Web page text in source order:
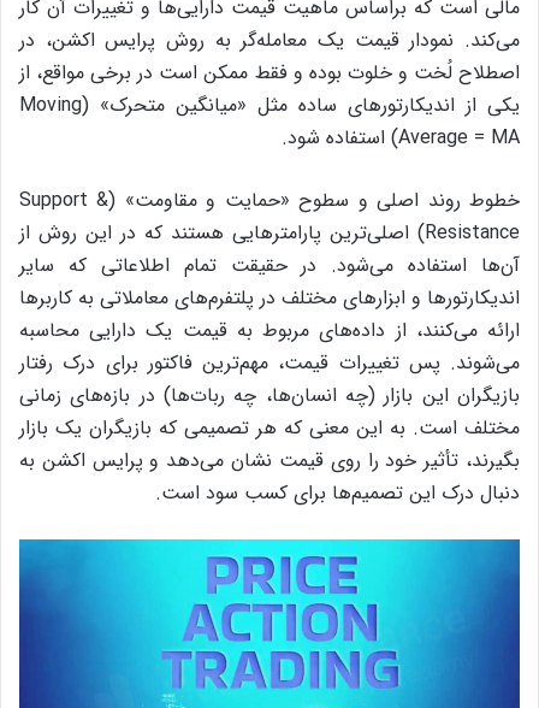
مالی است که براساس ماهیت قیمت دارایی‌ها و تغییرات آن کار
می‌کند. نمودار قیمت یک معامله‌گر به روش پرایس اکشن، در
اصطلاح لُخت و خلوت بوده و فقط ممکن است در برخی مواقع، از
یکی از اندیکارتورهای ساده مثل «میانگین متحرک» (Moving
Average = MA) استفاده شود.
خطوط روند اصلی و سطوح «حمایت و مقاومت» (Support &
Resistance) اصلی‌ترین پارامتر‌هایی هستند که در این روش از
آن‌ها استفاده می‌شود. در حقیقت تمام اطلاعاتی که سایر
اندیکارتورها و ابزارهای مختلف در پلتفرم‌های معاملاتی به کاربرها
ارائه می‌کنند، از داده‌های مربوط به قیمت یک دارایی محاسبه
می‌شوند. پس تغییرات قیمت، مهم‌ترین فاکتور برای درک رفتار
بازیگران این بازار (چه انسان‌ها، چه ربات‌ها‌) در بازه‌های زمانی
مختلف است. به این معنی که هر تصمیمی که بازیگران یک بازار
بگیرند، تأثیر خود را روی قیمت نشان می‌دهد و پرایس اکشن به
دنبال درک این تصمیم‌ها برای کسب سود است.